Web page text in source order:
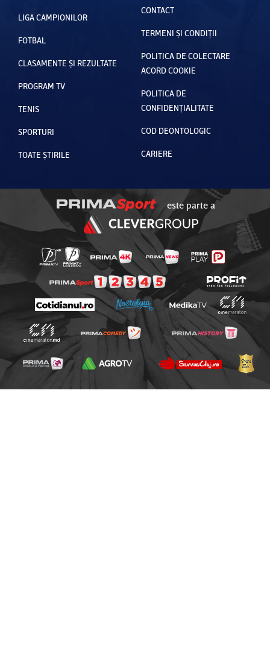
LIGA CAMPIONILOR
FOTBAL
CLASAMENTE ȘI REZULTATE
PROGRAM TV
TENIS
SPORTURI
TOATE ȘTIRILE
CONTACT
TERMENI ȘI CONDIȚII
POLITICA DE COLECTARE
ACORD COOKIE
POLITICA DE
CONFIDENȚIALITATE
COD DEONTOLOGIC
CARIERE
este parte a